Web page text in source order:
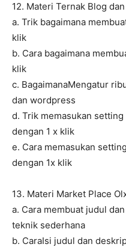
12. Materi Ternak Blog
a. Trik bagaimana
klik
b. Cara bagaimana
klik
c. BagaimanaMengatur
dan wordpress
d. Trik memasukan
dengan 1 x klik
e. Cara memasukan
dengan 1x klik
13. Materi Market Place
a. Cara membuat judul
teknik sederhana
b. CaraIsi judul dan